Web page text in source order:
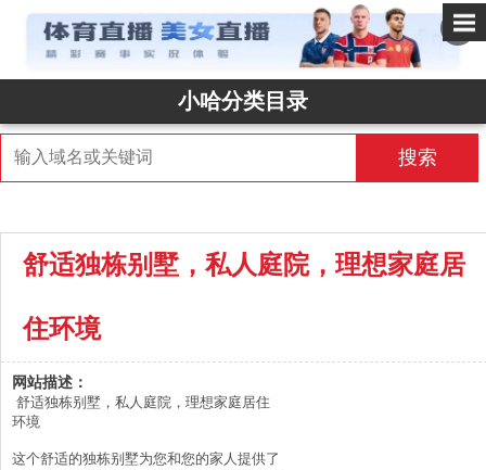
✕
小哈分类目录
搜索
舒适独栋别墅，私人庭院，理想家庭居
住环境
网站描述：
舒适独栋别墅，私人庭院，理想家庭居住
环境
这个舒适的独栋别墅为您和您的家人提供了